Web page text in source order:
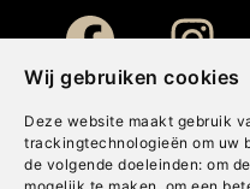
Wij gebruiken cookies
Deze website maakt gebruik
trackingtechnologieën om uw
de volgende doeleinden: om